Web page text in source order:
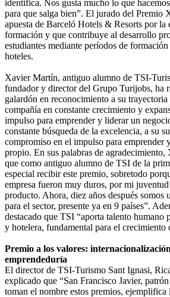
identifica. Nos gusta mucho lo que
para que salga bien”. El jurado del Premio
apuesta de Barceló Hotels & Resorts por la
formación y que contribuye al desarrollo
estudiantes mediante períodos de
hoteles.
Xavier Martín, antiguo alumno de TSI-
fundador y director del Grupo Turijobs, ha
galardón en reconocimiento a su trayectoria
compañía en constante crecimiento y
impulso para emprender y liderar un
constante búsqueda de la excelencia, a su
compromiso en el impulso para emprender
propio. En sus palabras de
que como antiguo alumno de TSI de la
especial recibir este premio, sobretodo
empresa fueron muy duros, por mi
producto. Ahora, diez años después somos
para el sector, presente ya en 9 países”.
destacado que TSI “aporta talento humano
y hotelera, fundamental para el crecimiento
Premio a los valores:
emprendeduría
El director de TSI-Turismo Sant Ignasi,
explicado que “San Francisco Javier,
toman el nombre estos premios, ejemplifica